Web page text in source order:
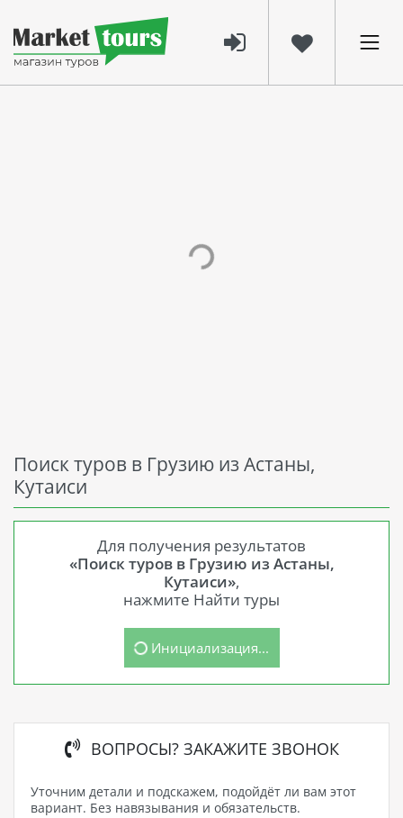
Поиск туров в Грузию из Астаны,
Кутаиси
Для получения результатов
«Поиск туров в Грузию из Астаны,
Кутаиси»,
нажмите Найти туры
Инициализация...
ВОПРОСЫ? ЗАКАЖИТЕ ЗВОНОК
Уточним детали и подскажем, подойдёт ли вам этот
вариант. Без навязывания и обязательств.